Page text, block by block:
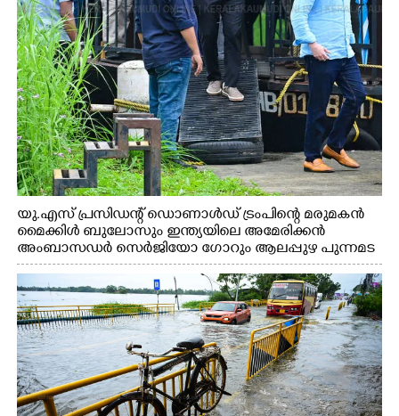
യു.എസ് പ്രസിഡന്റ് ഡൊണാൾഡ് ട്രംപിന്റെ മരുമകൻ
മൈക്കിൾ ബുലോസും ഇന്ത്യയിലെ അമേരിക്കൻ
അംബാസഡർ സെർജിയോ ഗോറും ആലപ്പുഴ പുന്നമട
കായലിൽ ഹൗസ്ബോട്ട് യാത്രയ്ക്ക് ശേഷം പുറത്തേയ്ക്ക്
വന്നപ്പോൾ